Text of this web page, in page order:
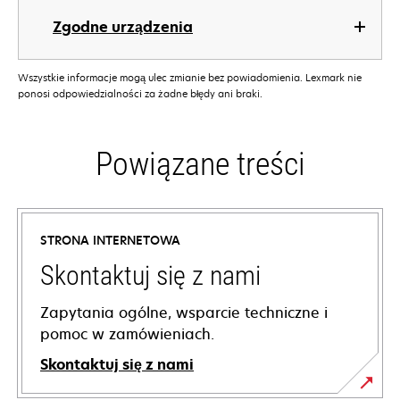
Zgodne urządzenia
Wszystkie informacje mogą ulec zmianie bez powiadomienia. Lexmark nie
ponosi odpowiedzialności za żadne błędy ani braki.
Powiązane treści
STRONA INTERNETOWA
Skontaktuj się z nami
Zapytania ogólne, wsparcie techniczne i
pomoc w zamówieniach.
Skontaktuj się z nami